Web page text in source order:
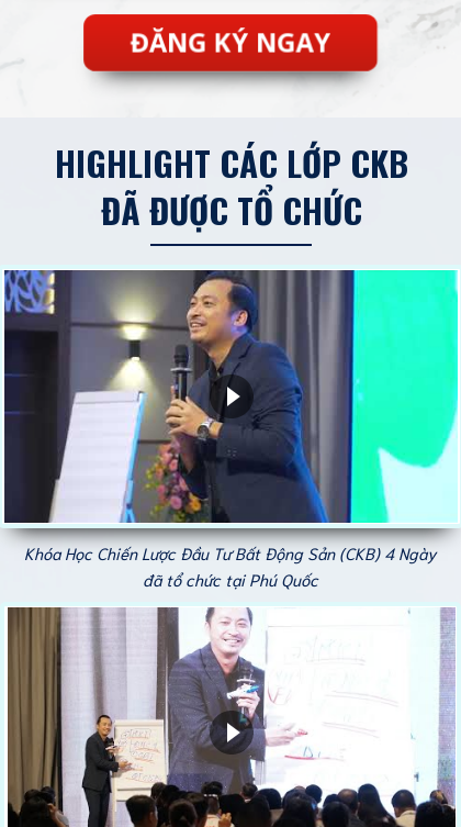
ĐĂNG KÝ NGAY
HIGHLIGHT CÁC LỚP CKB
ĐÃ ĐƯỢC TỔ CHỨC
Khóa Học Chiến Lược Đầu Tư Bất Động Sản (CKB) 4 Ngày
đã tổ chức tại Phú Quốc